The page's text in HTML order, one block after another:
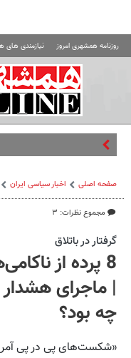
روزنامه همشهری امروز نیازمندی های
صفحه اصلی اخبار سیاسی ایران
مجموع نظرات: ۳
گرفتار در باتلاق
8 پرده از
| ماجرای هشدار
چه بود؟
«شکست‌های پی در پی